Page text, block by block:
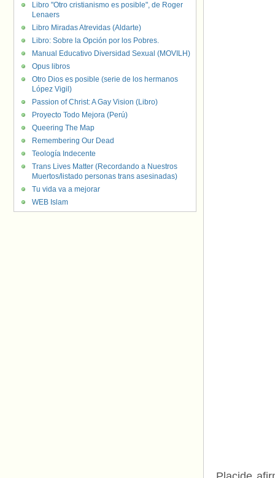
Libro "Otro cristianismo es posible", de Roger
Lenaers
Libro Miradas Atrevidas (Aldarte)
Libro: Sobre la Opción por los Pobres.
Manual Educativo Diversidad Sexual (MOVILH)
Opus libros
Otro Dios es posible (serie de los hermanos
López Vigil)
Passion of Christ: A Gay Vision (Libro)
Proyecto Todo Mejora (Perú)
Queering The Map
Remembering Our Dead
Teología Indecente
Trans Lives Matter (Recordando a Nuestros
Muertos/listado personas trans asesinadas)
Tu vida va a mejorar
WEB Islam